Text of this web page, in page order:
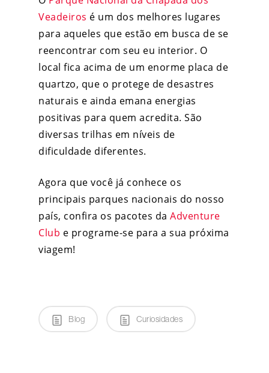
Veadeiros é um dos melhores lugares
para aqueles que estão em busca de se
reencontrar com seu eu interior. O
local fica acima de um enorme placa de
quartzo, que o protege de desastres
naturais e ainda emana energias
positivas para quem acredita. São
diversas trilhas em níveis de
dificuldade diferentes.
Agora que você já conhece os
principais parques nacionais do nosso
país, confira os pacotes da Adventure
Club e programe-se para a sua próxima
viagem!
Blog Curiosidades